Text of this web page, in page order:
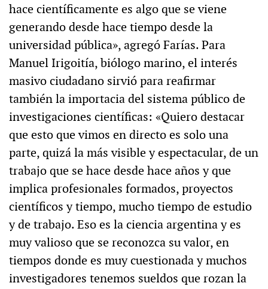
hace científicamente es algo que se viene
generando desde hace tiempo desde la
universidad pública», agregó Farías. Para
Manuel Irigoitía, biólogo marino, el interés
masivo ciudadano sirvió para reafirmar
también la importacia del sistema público de
investigaciones científicas: «Quiero destacar
que esto que vimos en directo es solo una
parte, quizá la más visible y espectacular, de un
trabajo que se hace desde hace años y que
implica profesionales formados, proyectos
científicos y tiempo, mucho tiempo de estudio
y de trabajo. Eso es la ciencia argentina y es
muy valioso que se reconozca su valor, en
tiempos donde es muy cuestionada y muchos
investigadores tenemos sueldos que rozan la